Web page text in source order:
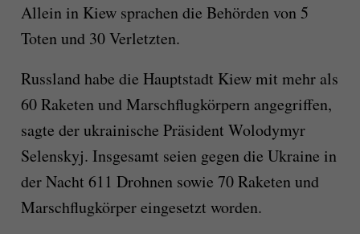
Allein in Kiew sprachen die Behörden von 5
Toten und 30 Verletzten.
Russland habe die Hauptstadt Kiew mit mehr als
60 Raketen und Marschflugkörpern angegriffen,
sagte der ukrainische Präsident Wolodymyr
Selenskyj. Insgesamt seien gegen die Ukraine in
der Nacht 611 Drohnen sowie 70 Raketen und
Marschflugkörper eingesetzt worden.